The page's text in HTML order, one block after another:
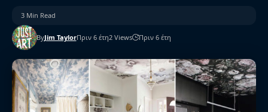
ByJim TaylorΠριν 6 έτη2 Views Πριν 6 έτη
3 Min Read